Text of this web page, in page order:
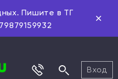
Пишите в ТГ
Вход